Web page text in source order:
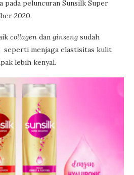
pada peluncuran Sunsilk Super
2020.
collagen dan ginseng sudah
seperti menjaga elastisitas kulit
lebih kenyal.